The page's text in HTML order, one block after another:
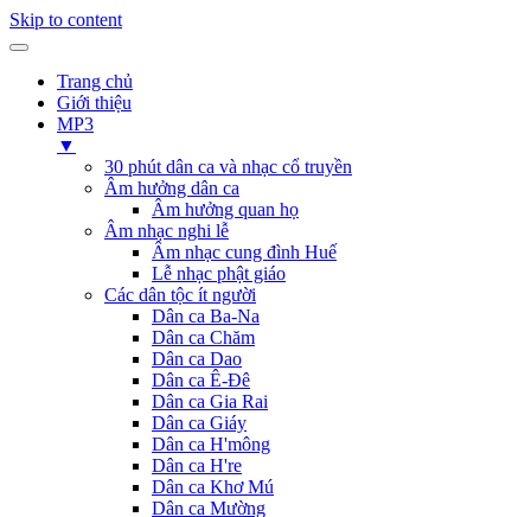
Skip to content
Trang chủ
Giới thiệu
MP3
▼
30 phút dân ca và nhạc cổ truyền
Âm hưởng dân ca
Âm hưởng quan họ
Âm nhạc nghi lễ
Âm nhạc cung đình Huế
Lễ nhạc phật giáo
Các dân tộc ít người
Dân ca Ba-Na
Dân ca Chăm
Dân ca Dao
Dân ca Ê-Đê
Dân ca Gia Rai
Dân ca Giáy
Dân ca H'mông
Dân ca H're
Dân ca Khơ Mú
Dân ca Mường